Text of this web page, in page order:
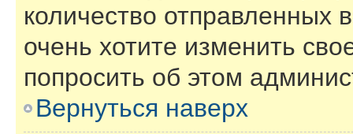
количество
очень хотите изменить
попросить об этом
Вернуться наверх